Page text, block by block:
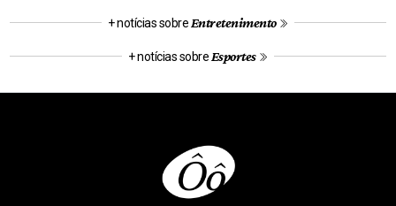
+ notícias sobre Entretenimento
+ notícias sobre Esportes